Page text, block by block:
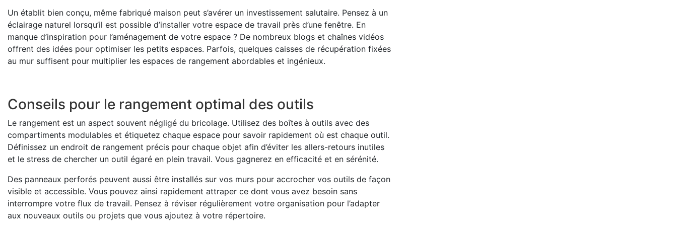
Un établit bien conçu, même fabriqué maison peut s’avérer un investissement salutaire. Pensez à un
éclairage naturel lorsqu’il est possible d’installer votre espace de travail près d’une fenêtre. En
manque d’inspiration pour l’aménagement de votre espace ? De nombreux blogs et chaînes vidéos
offrent des idées pour optimiser les petits espaces. Parfois, quelques caisses de récupération fixées
au mur suffisent pour multiplier les espaces de rangement abordables et ingénieux.
Conseils pour le rangement optimal des outils
Le rangement est un aspect souvent négligé du bricolage. Utilisez des boîtes à outils avec des
compartiments modulables et étiquetez chaque espace pour savoir rapidement où est chaque outil.
Définissez un endroit de rangement précis pour chaque objet afin d’éviter les allers-retours inutiles
et le stress de chercher un outil égaré en plein travail. Vous gagnerez en efficacité et en sérénité.
Des panneaux perforés peuvent aussi être installés sur vos murs pour accrocher vos outils de façon
visible et accessible. Vous pouvez ainsi rapidement attraper ce dont vous avez besoin sans
interrompre votre flux de travail. Pensez à réviser régulièrement votre organisation pour l’adapter
aux nouveaux outils ou projets que vous ajoutez à votre répertoire.